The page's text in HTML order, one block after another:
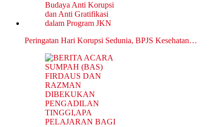
Peringatan Hari Korupsi Sedunia, BPJS Kesehatan…